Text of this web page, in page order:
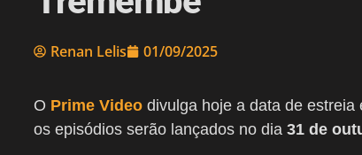
Renan Lelis 01/09/2025
O Prime Video divulga hoje a data de
os episódios serão lançados no dia 31 de